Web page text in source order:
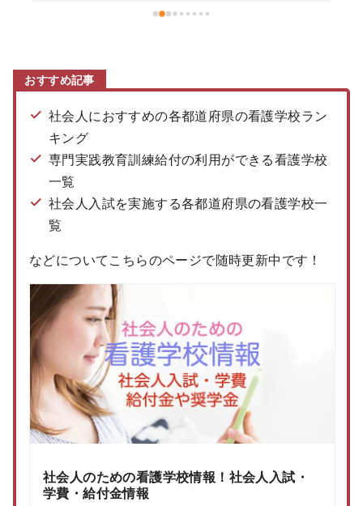
おすすめ記事
社会人におすすめの各都道府県の看護学校ラン
キング
専門実践教育訓練給付の利用ができる看護学校
一覧
社会人入試を実施する各都道府県の看護学校一
覧
などについてこちらのページで随時更新中です！
社会人のための看護学校情報！社会人入試・
学費・給付金情報